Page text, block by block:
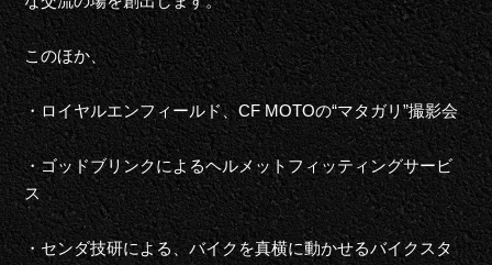
このほか、
・ロイヤルエンフィールド、CF MOTOの“マタガリ”撮影会
・ゴッドブリンクによるヘルメットフィッティングサービ
ス
・センダ技研による、バイクを真横に動かせるバイクスタ